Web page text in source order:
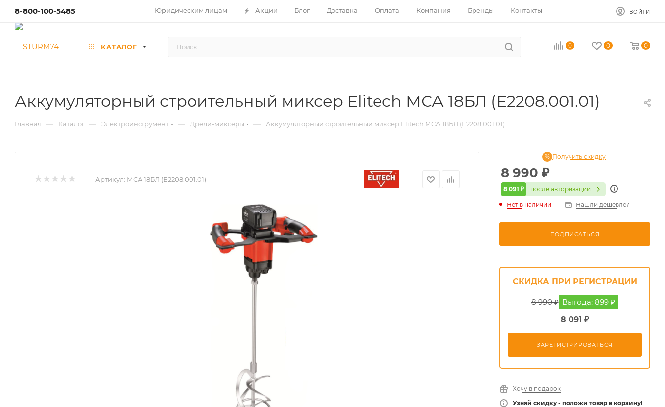
8-800-100-5485 Юридическим лицам Акции Блог Доставка Оплата Компания Бренды Контакты ВОЙТИ
КАТАЛОГ 0 0 0
Аккумуляторный строительный миксер Elitech МСА 18БЛ (Е2208.001.01)
Главная — Каталог — Электроинструмент — Дрели-миксеры — Аккумуляторный строительный миксер Elitech МСА 18БЛ (Е2208.001.01)
Артикул: МСА 18БЛ (Е2208.001.01) 8 990 ₽
8 091 ₽ после авторизации
Получить скидку
Нет в наличии Нашли дешевле?
ПОДПИСАТЬСЯ
СКИДКА ПРИ РЕГИСТРАЦИИ
8 990 ₽ Выгода: 899 ₽
8 091 ₽
ЗАРЕГИСТРИРОВАТЬСЯ
Хочу в подарок
Узнай скидку - положи товар в корзину!